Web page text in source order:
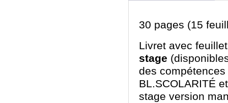
30 pages (15
Livret avec
stage
des
BL.SCOLARITÉ
stage version